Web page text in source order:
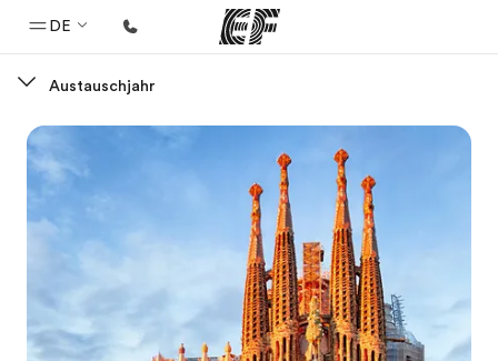
DE
Willkommen bei EF
Programme
Alle Programme ansehen
Über uns
Austauschjahr